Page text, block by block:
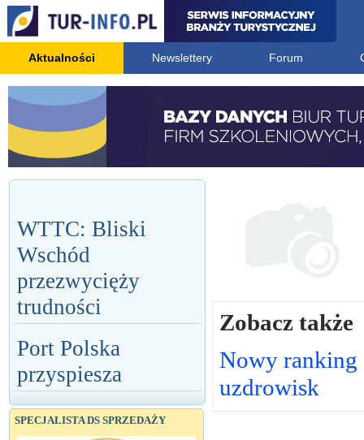
Aktualności Newslettery Forum
WTTC: Bliski
Wschód
przezwycięży
trudności
Port Polska
przyspiesza
SPECJALISTA DS SPRZEDAŻY
Zobacz także
Nowy ranking
uzdrowisk